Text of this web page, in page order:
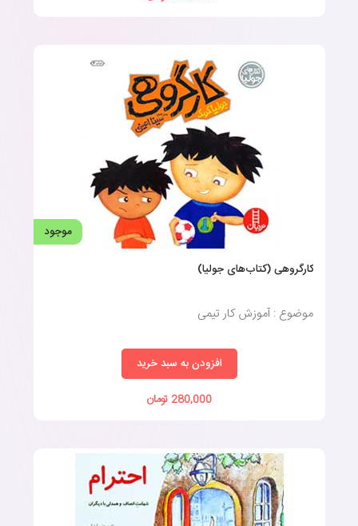
موجود
کار‌گروهی (کتاب‌های جولیا)
موضوع : آموزش کار تیمی
افزودن به سبد خرید
280,000 تومان